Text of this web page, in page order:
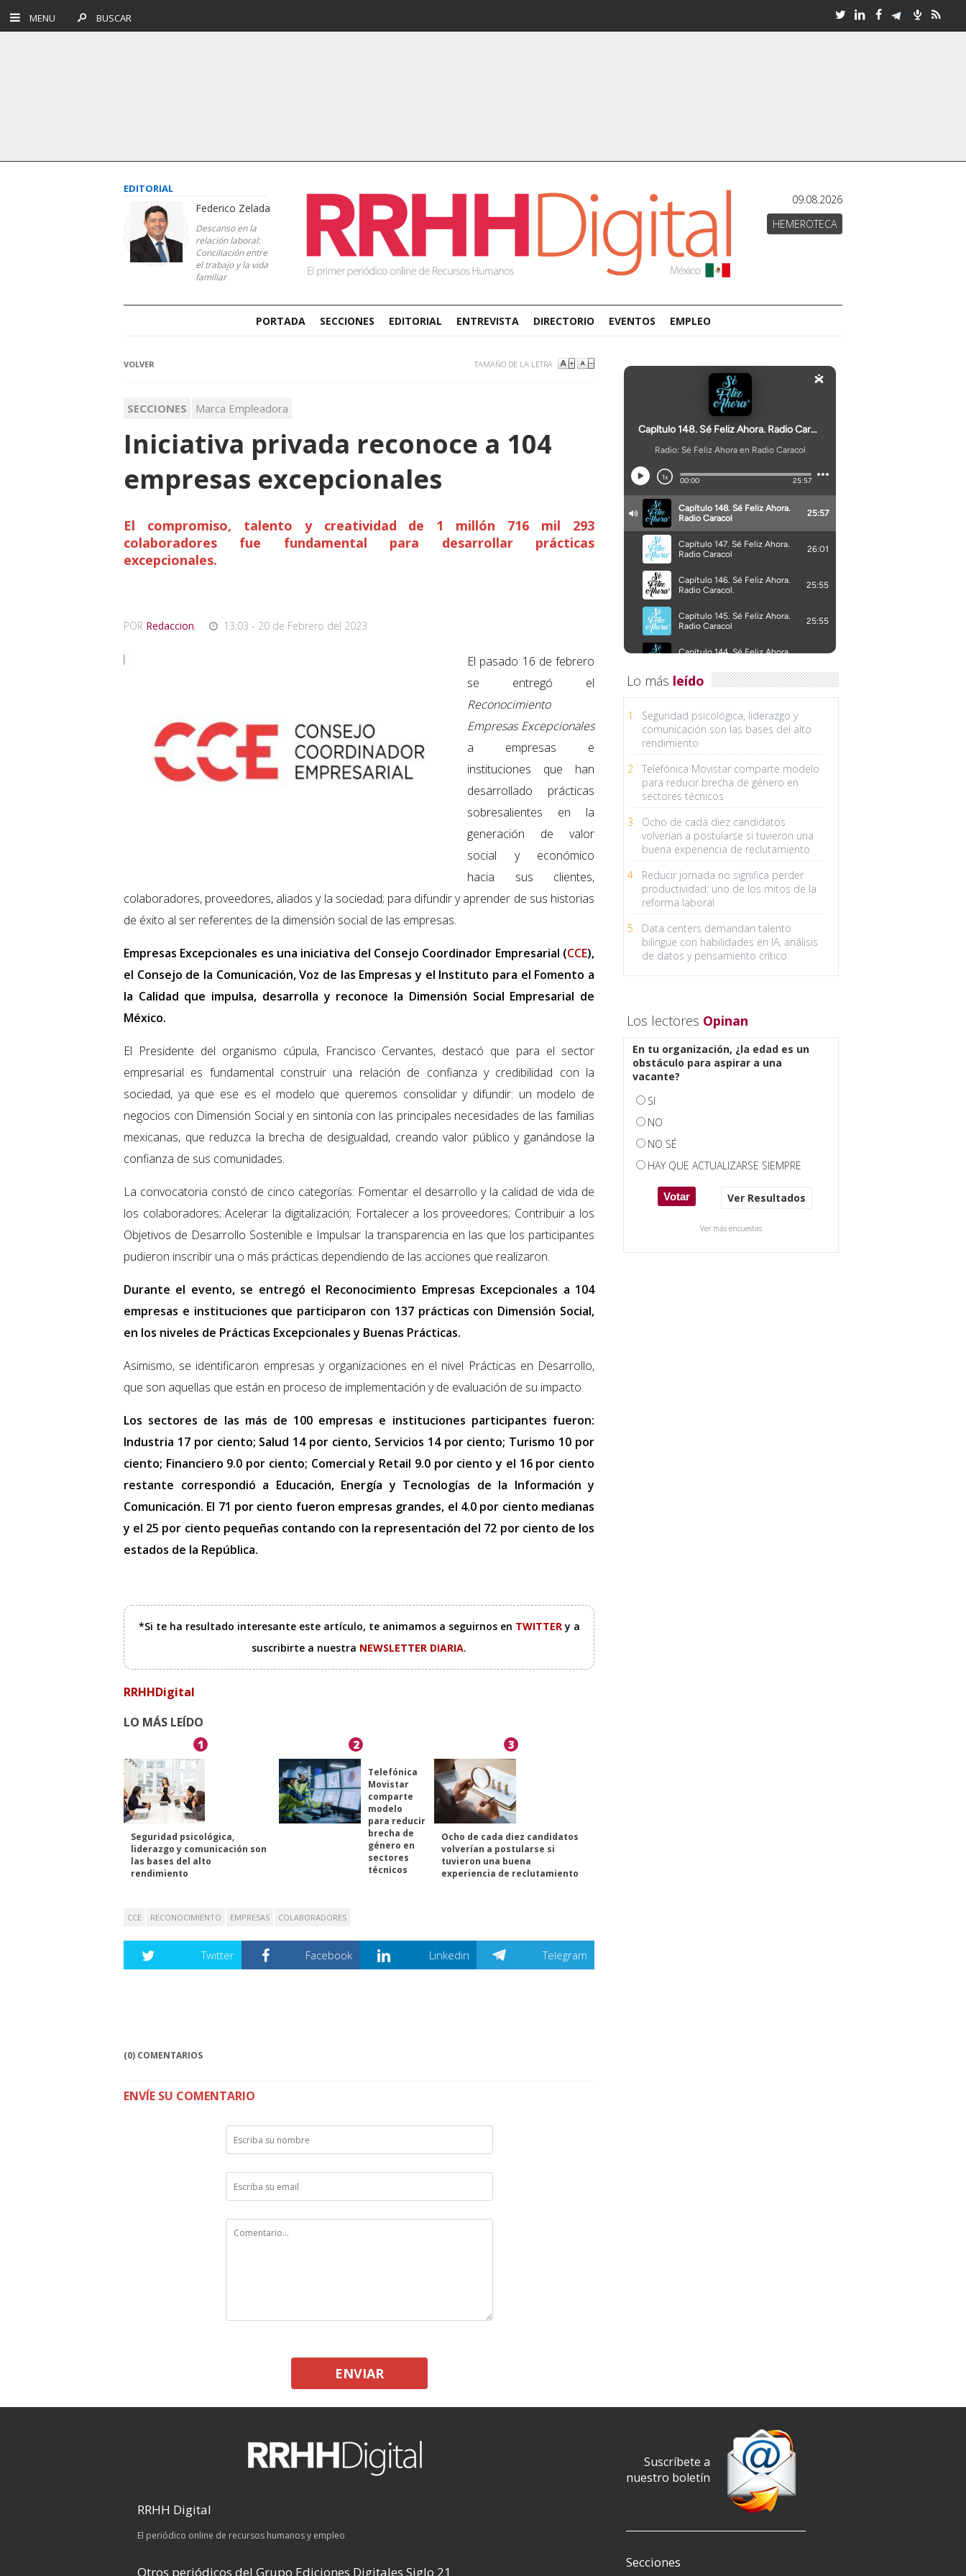
MENU BUSCAR
EDITORIAL
Federico Zelada
Descanso en la
relación laboral:
Conciliación entre
el trabajo y la vida
familiar
09.08.2026
HEMEROTECA
PORTADA SECCIONES EDITORIAL ENTREVISTA DIRECTORIO EVENTOS EMPLEO
VOLVER TAMAÑO DE LA LETRA
SECCIONES Marca Empleadora
Iniciativa privada reconoce a 104
empresas excepcionales
El compromiso, talento y creatividad de 1 millón 716 mil 293
colaboradores fue fundamental para desarrollar prácticas
excepcionales.
POR Redaccion, 13:03 - 20 de Febrero del 2023
El pasado 16 de febrero
se entregó el
Reconocimiento
Empresas Excepcionales
a empresas e
instituciones que han
desarrollado prácticas
sobresalientes en la
generación de valor
social y económico
hacia sus clientes,
colaboradores, proveedores, aliados y la sociedad; para difundir y aprender de sus historias
de éxito al ser referentes de la dimensión social de las empresas.
Empresas Excepcionales es una iniciativa del Consejo Coordinador Empresarial (CCE),
el Consejo de la Comunicación, Voz de las Empresas y el Instituto para el Fomento a
la Calidad que impulsa, desarrolla y reconoce la Dimensión Social Empresarial de
México.
El Presidente del organismo cúpula, Francisco Cervantes, destacó que para el sector
empresarial es fundamental construir una relación de confianza y credibilidad con la
sociedad, ya que ese es el modelo que queremos consolidar y difundir: un modelo de
negocios con Dimensión Social y en sintonía con las principales necesidades de las familias
mexicanas, que reduzca la brecha de desigualdad, creando valor público y ganándose la
confianza de sus comunidades.
La convocatoria constó de cinco categorías: Fomentar el desarrollo y la calidad de vida de
los colaboradores; Acelerar la digitalización; Fortalecer a los proveedores; Contribuir a los
Objetivos de Desarrollo Sostenible e Impulsar la transparencia en las que los participantes
pudieron inscribir una o más prácticas dependiendo de las acciones que realizaron.
Durante el evento, se entregó el Reconocimiento Empresas Excepcionales a 104
empresas e instituciones que participaron con 137 prácticas con Dimensión Social,
en los niveles de Prácticas Excepcionales y Buenas Prácticas.
Asimismo, se identificaron empresas y organizaciones en el nivel Prácticas en Desarrollo,
que son aquellas que están en proceso de implementación y de evaluación de su impacto.
Los sectores de las más de 100 empresas e instituciones participantes fueron:
Industria 17 por ciento; Salud 14 por ciento, Servicios 14 por ciento; Turismo 10 por
ciento; Financiero 9.0 por ciento; Comercial y Retail 9.0 por ciento y el 16 por ciento
restante correspondió a Educación, Energía y Tecnologías de la Información y
Comunicación. El 71 por ciento fueron empresas grandes, el 4.0 por ciento medianas
y el 25 por ciento pequeñas contando con la representación del 72 por ciento de los
estados de la República.
*Si te ha resultado interesante este artículo, te animamos a seguirnos en TWITTERy a
suscribirte a nuestra NEWSLETTER DIARIA.
RRHHDigital
LO MÁS LEÍDO
1
Seguridad psicológica,
liderazgo y comunicación son
las bases del alto
rendimiento
2
Telefónica
Movistar
comparte
modelo
para reducir
brecha de
género en
sectores
técnicos
3
Ocho de cada diez candidatos
volverían a postularse si
tuvieron una buena
experiencia de reclutamiento
CCE RECONOCIMIENTO EMPRESAS COLABORADORES
Twitter Facebook Linkedin Telegram
(0) COMENTARIOS
ENVÍE SU COMENTARIO
ENVIAR
Lo más leído
1
Seguridad psicológica, liderazgo y
comunicación son las bases del alto
rendimiento
2
Telefónica Movistar comparte modelo
para reducir brecha de género en
sectores técnicos
3
Ocho de cada diez candidatos
volverían a postularse si tuvieron una
buena experiencia de reclutamiento
4
Reducir jornada no significa perder
productividad: uno de los mitos de la
reforma laboral
5
Data centers demandan talento
bilingüe con habilidades en IA, análisis
de datos y pensamiento crítico
Los lectores Opinan
En tu organización, ¿la edad es un
obstáculo para aspirar a una
vacante?
SI
NO
NO SÉ
HAY QUE ACTUALIZARSE SIEMPRE
Ver Resultados
Ver más encuestas
RRHH Digital
El periódico online de recursos humanos y empleo
Otros periódicos del Grupo Ediciones Digitales Siglo 21
Suscríbete a
nuestro boletín
Secciones